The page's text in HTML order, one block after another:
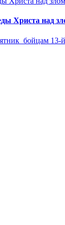
Христа над
бойцам 13-